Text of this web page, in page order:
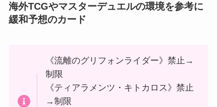
海外TCGやマスターデュエルの環境を参考に
緩和予想のカード
《流離のグリフォンライダー》禁止→
制限
《ティアラメンツ・キトカロス》禁止
→制限